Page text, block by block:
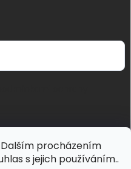
procházením
s jejich používáním..